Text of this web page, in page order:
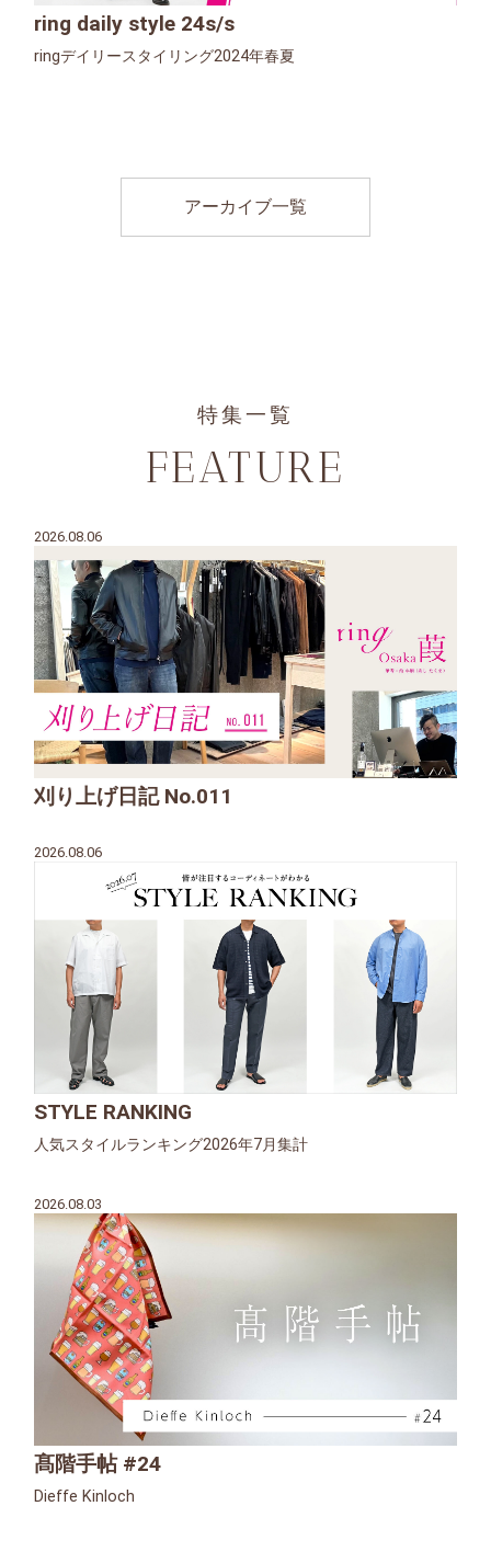
ring daily style 24s/s
ringデイリースタイリング2024年春夏
アーカイブ一覧
特集一覧
FEATURE
2026.08.06
刈り上げ日記 No.011
2026.08.06
STYLE RANKING
人気スタイルランキング2026年7月集計
2026.08.03
髙階手帖 #24
Dieffe Kinloch